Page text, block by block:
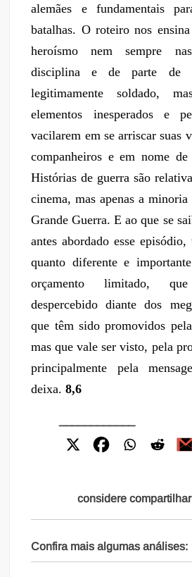
alemães e fundamentais
batalhas. O roteiro nos
heroísmo nem sempre
disciplina e de parte de
legitimamente soldado,
elementos inesperados e
vacilarem em se arriscar suas
companheiros e em nome de
Histórias de guerra são
cinema, mas apenas a
Grande Guerra. E ao que se
antes abordado esse episódio,
quanto diferente e
orçamento limitado,
despercebido diante dos
que têm sido promovidos
mas que vale ser visto, pela
principalmente pela
deixa.8,6
considere
Confira mais algumas análises: